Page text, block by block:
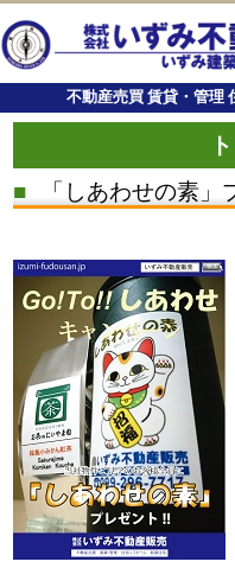
不動産売買 賃貸・管理
■
「しあわせの素」